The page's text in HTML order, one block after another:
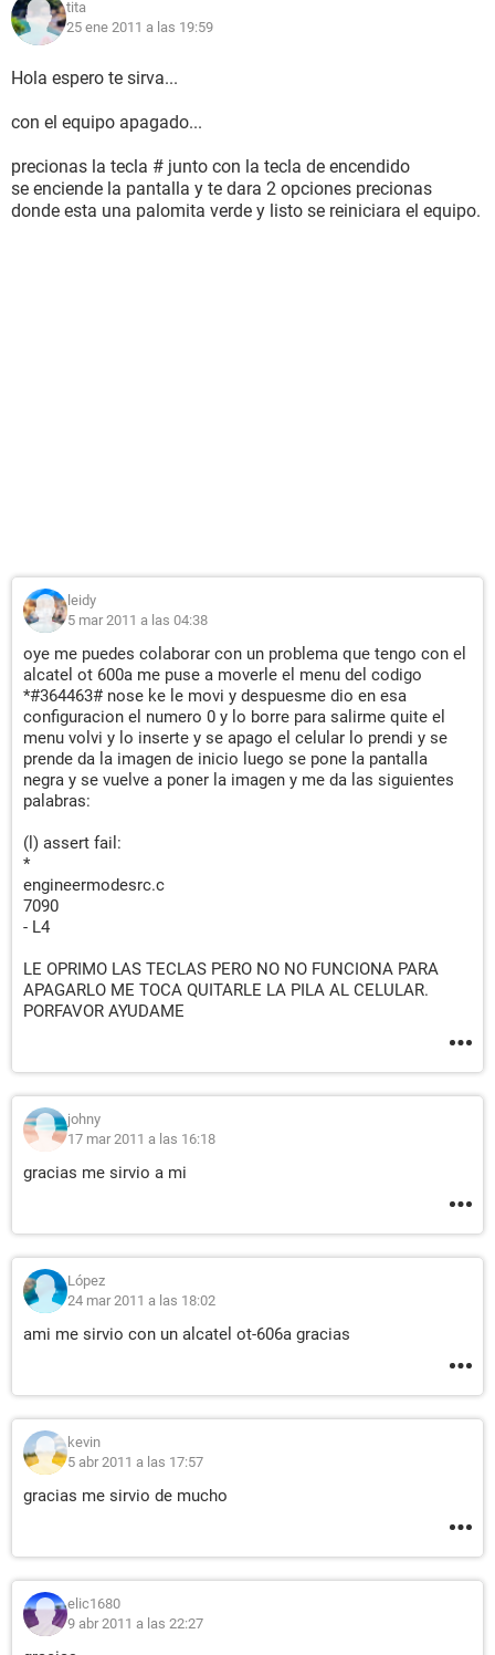
tita
25 ene 2011 a las 19:59
Hola espero te sirva...
con el equipo apagado...
precionas la tecla # junto con la tecla de encendido
se enciende la pantalla y te dara 2 opciones precionas
donde esta una palomita verde y listo se reiniciara el equipo.
leidy
5 mar 2011 a las 04:38
oye me puedes colaborar con un problema que tengo con el
alcatel ot 600a me puse a moverle el menu del codigo
*#364463# nose ke le movi y despuesme dio en esa
configuracion el numero 0 y lo borre para salirme quite el
menu volvi y lo inserte y se apago el celular lo prendi y se
prende da la imagen de inicio luego se pone la pantalla
negra y se vuelve a poner la imagen y me da las siguientes
palabras:
(l) assert fail:
*
engineermodesrc.c
7090
- L4
LE OPRIMO LAS TECLAS PERO NO NO FUNCIONA PARA
APAGARLO ME TOCA QUITARLE LA PILA AL CELULAR.
PORFAVOR AYUDAME
johny
17 mar 2011 a las 16:18
gracias me sirvio a mi
López
24 mar 2011 a las 18:02
ami me sirvio con un alcatel ot-606a gracias
kevin
5 abr 2011 a las 17:57
gracias me sirvio de mucho
elic1680
9 abr 2011 a las 22:27